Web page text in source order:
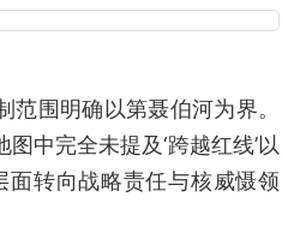
范围明确以第聂伯河为界。
中完全未提及‘跨越红线’以
转向战略责任与核威慑领